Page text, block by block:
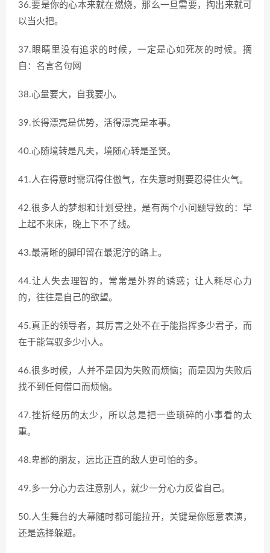
36.要是你的心本来就在燃烧，那么一旦需要，掏出来就可
以当火把。
37.眼睛里没有追求的时候，一定是心如死灰的时候。摘
自：名言名句网
38.心量要大，自我要小。
39.长得漂亮是优势，活得漂亮是本事。
40.心随境转是凡夫，境随心转是圣贤。
41.人在得意时需沉得住傲气，在失意时则要忍得住火气。
42.很多人的梦想和计划受挫，是有两个小问题导致的：早
上起不来床，晚上下不了线。
43.最清晰的脚印留在最泥泞的路上。
44.让人失去理智的，常常是外界的诱惑；让人耗尽心力
的，往往是自己的欲望。
45.真正的领导者，其厉害之处不在于能指挥多少君子，而
在于能驾驭多少小人。
46.很多时候，人并不是因为失败而烦恼；而是因为失败后
找不到任何借口而烦恼。
47.挫折经历的太少，所以总是把一些琐碎的小事看的太
重。
48.卑鄙的朋友，远比正直的敌人更可怕的多。
49.多一分心力去注意别人，就少一分心力反省自己。
50.人生舞台的大幕随时都可能拉开，关键是你愿意表演，
还是选择躲避。